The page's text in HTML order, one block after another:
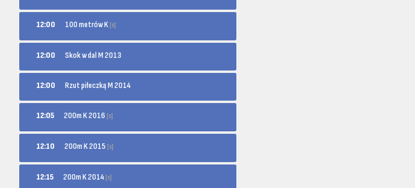
12:00 100 metrów K [s]
12:00 Skok w dal M 2013
12:00 Rzut piłeczką M 2014
12:05 200m K 2016 [s]
12:10 200m K 2015 [s]
12:15 200m K 2014 [s]